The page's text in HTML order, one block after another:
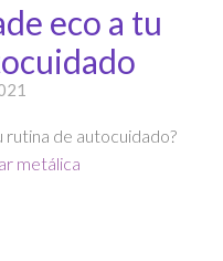
eco a tu
rutina de autocuidado?
metálica